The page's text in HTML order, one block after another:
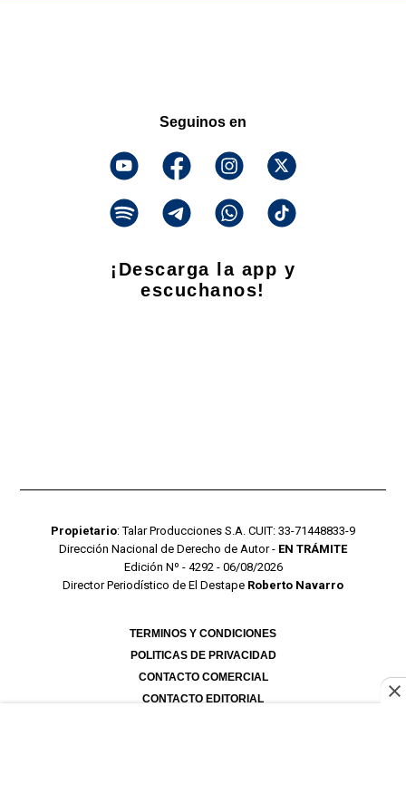
Seguinos en
¡Descarga la app y
escuchanos!
Propietario: Talar Producciones S.A. CUIT: 33-71448833-9
Dirección Nacional de Derecho de Autor - EN TRÁMITE
Edición Nº - 4292 - 06/08/2026
Director Periodístico de El Destape Roberto Navarro
TERMINOS Y CONDICIONES
POLITICAS DE PRIVACIDAD
CONTACTO COMERCIAL
CONTACTO EDITORIAL